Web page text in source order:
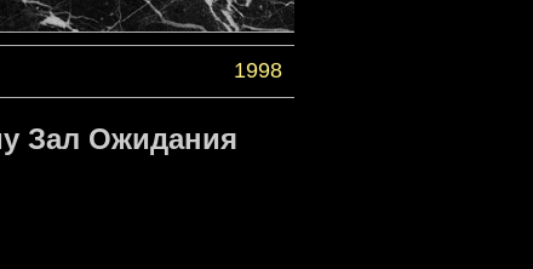
1998
Зал Ожидания